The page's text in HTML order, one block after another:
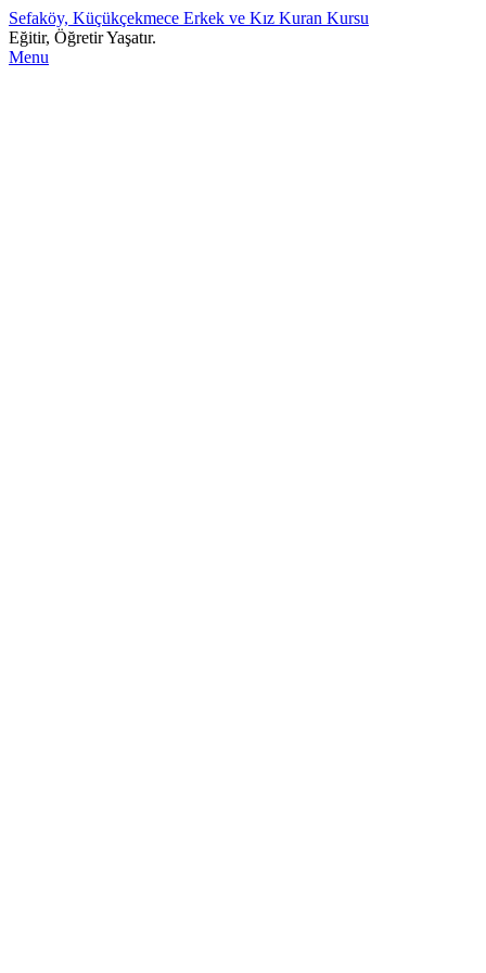
Sefaköy, Küçükçekmece Erkek ve Kız Kuran Kursu
Eğitir, Öğretir Yaşatır.
Menu